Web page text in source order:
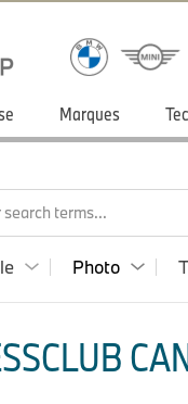
Marques
search terms...
Photo